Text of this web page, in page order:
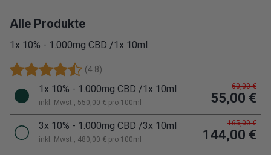
Alle Produkte
1x 10% - 1.000mg CBD /1x 10ml
(4.8)
1x 10% - 1.000mg CBD /1x 10ml
inkl. Mwst., 550,00 € pro 100ml
60,00 €
55,00 €
3x 10% - 1.000mg CBD /3x 10ml
inkl. Mwst., 480,00 € pro 100ml
165,00 €
144,00 €